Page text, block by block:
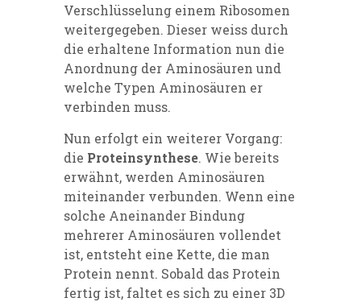
Verschlüsselung einem Ribosomen
weitergegeben. Dieser weiss durch
die erhaltene Information nun die
Anordnung der Aminosäuren und
welche Typen Aminosäuren er
verbinden muss.
Nun erfolgt ein weiterer Vorgang:
die Proteinsynthese. Wie bereits
erwähnt, werden Aminosäuren
miteinander verbunden. Wenn eine
solche Aneinander Bindung
mehrerer Aminosäuren vollendet
ist, entsteht eine Kette, die man
Protein nennt. Sobald das Protein
fertig ist, faltet es sich zu einer 3D